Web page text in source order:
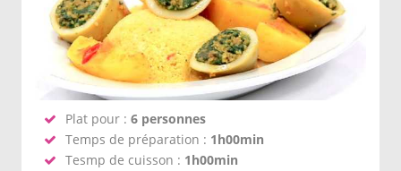
Plat pour : 6 personnes
Temps de préparation : 1h00min
Tesmp de cuisson : 1h00min